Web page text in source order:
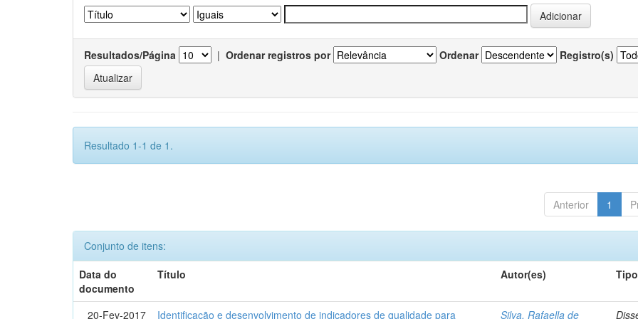
Resultados/Página | Ordenar registros por Ordenar Registro(s)
Resultado 1-1 de 1.
Anterior 1
Conjunto de itens:
Data do
documento
Título Autor(es) Tipo
20-Fev-2017 Identificação e desenvolvimento de indicadores de qualidade para Silva, Rafaella de